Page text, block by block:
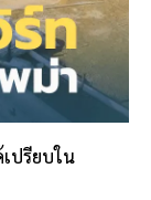
ปรียบใน